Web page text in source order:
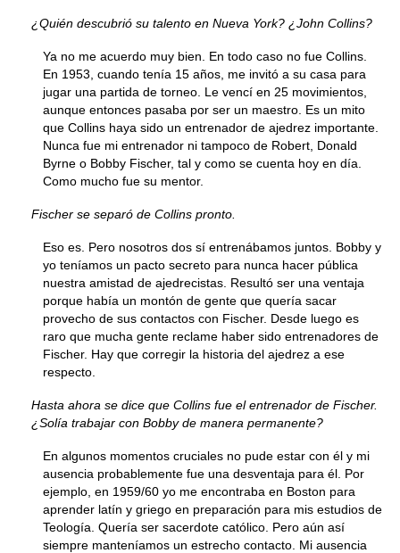
¿Quién descubrió su talento en Nueva York? ¿John Collins?
Ya no me acuerdo muy bien. En todo caso no fue Collins.
En 1953, cuando tenía 15 años, me invitó a su casa para
jugar una partida de torneo. Le vencí en 25 movimientos,
aunque entonces pasaba por ser un maestro. Es un mito
que Collins haya sido un entrenador de ajedrez importante.
Nunca fue mi entrenador ni tampoco de Robert, Donald
Byrne o Bobby Fischer, tal y como se cuenta hoy en día.
Como mucho fue su mentor.
Fischer se separó de Collins pronto.
Eso es. Pero nosotros dos sí entrenábamos juntos. Bobby y
yo teníamos un pacto secreto para nunca hacer pública
nuestra amistad de ajedrecistas. Resultó ser una ventaja
porque había un montón de gente que quería sacar
provecho de sus contactos con Fischer. Desde luego es
raro que mucha gente reclame haber sido entrenadores de
Fischer. Hay que corregir la historia del ajedrez a ese
respecto.
Hasta ahora se dice que Collins fue el entrenador de Fischer.
¿Solía trabajar con Bobby de manera permanente?
En algunos momentos cruciales no pude estar con él y mi
ausencia probablemente fue una desventaja para él. Por
ejemplo, en 1959/60 yo me encontraba en Boston para
aprender latín y griego en preparación para mis estudios de
Teología. Quería ser sacerdote católico. Pero aún así
siempre manteníamos un estrecho contacto. Mi ausencia